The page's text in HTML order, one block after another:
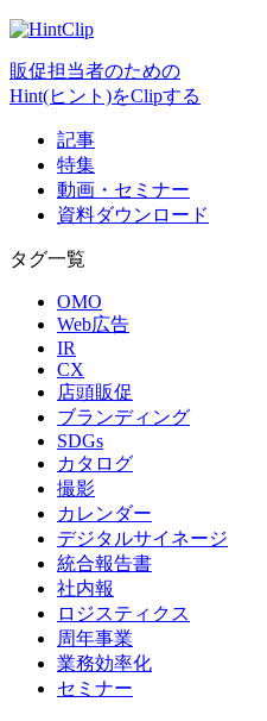
販促担当者のための
Hint(ヒント)をClipする
記事
特集
動画・セミナー
資料ダウンロード
タグ一覧
OMO
Web広告
IR
CX
店頭販促
ブランディング
SDGs
カタログ
撮影
カレンダー
デジタルサイネージ
統合報告書
社内報
ロジスティクス
周年事業
業務効率化
セミナー